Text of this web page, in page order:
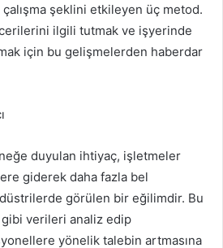
şeklini etkileyen üç metod.
ilgili tutmak ve işyerinde
için bu gelişmelerden haberdar
duyulan ihtiyaç, işletmeler
giderek daha fazla bel
görülen bir eğilimdir. Bu
verileri analiz edip
yönelik talebin artmasına